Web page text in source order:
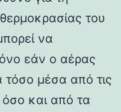
του
να
εάν ο αέρας
τόσο μέσα από τις
όσο και από τα